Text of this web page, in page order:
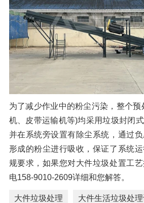
为了减少作业中的粉尘污染，整个
机、皮带运输机等)均采用垃圾封闭
并在系统旁设置有除尘系统，通过
形成的粉尘进行吸收，保证了系统
规要求，如果您对大件垃圾处置工
电158-9010-2609详细和您解答。
大件垃圾处理 大件生活垃圾处